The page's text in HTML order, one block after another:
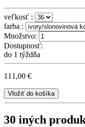
veľkosť :
farba :
Množstvo:
Dostupnosť:
do 1 týždňa
111,00 €
Vložiť do košíka
30 iných